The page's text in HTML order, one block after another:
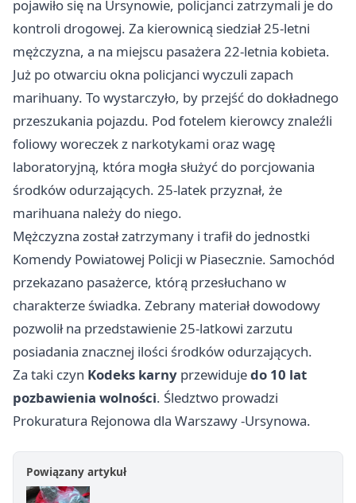
pojawiło się na Ursynowie, policjanci zatrzymali je do
kontroli drogowej. Za kierownicą siedział 25-letni
mężczyzna, a na miejscu pasażera 22-letnia kobieta.
Już po otwarciu okna policjanci wyczuli zapach
marihuany. To wystarczyło, by przejść do dokładnego
przeszukania pojazdu. Pod fotelem kierowcy znaleźli
foliowy woreczek z narkotykami oraz wagę
laboratoryjną, która mogła służyć do porcjowania
środków odurzających. 25-latek przyznał, że
marihuana należy do niego.
Mężczyzna został zatrzymany i trafił do jednostki
Komendy Powiatowej Policji w Piasecznie. Samochód
przekazano pasażerce, którą przesłuchano w
charakterze świadka. Zebrany materiał dowodowy
pozwolił na przedstawienie 25-latkowi zarzutu
posiadania znacznej ilości środków odurzających.
Za taki czyn Kodeks karny przewidujedo 10 lat
pozbawienia wolności. Śledztwo prowadzi
Prokuratura Rejonowa dla Warszawy-Ursynowa.
Powiązany artykuł